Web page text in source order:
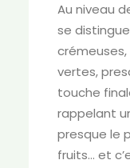
Au niveau
se
vertes,
touche
rappelant
presque le
fruits… et